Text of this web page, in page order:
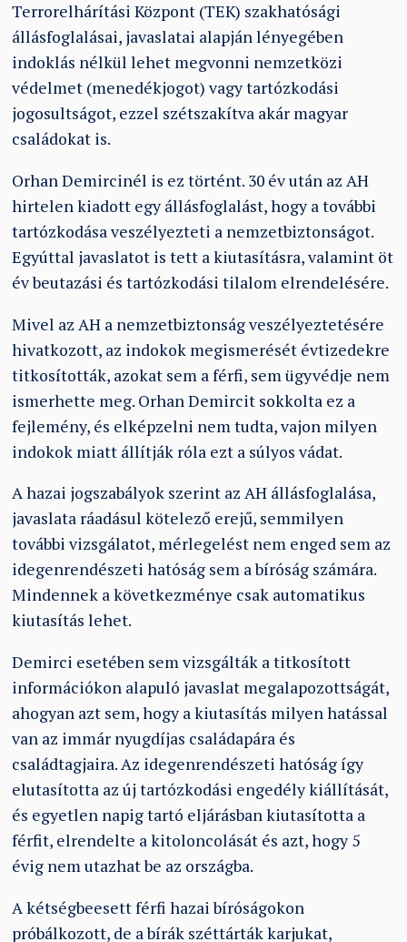
Terrorelhárítási Központ (TEK) szakhatósági
állásfoglalásai, javaslatai alapján lényegében
indoklás nélkül lehet megvonni nemzetközi
védelmet (menedékjogot) vagy tartózkodási
jogosultságot, ezzel szétszakítva akár magyar
családokat is.
Orhan Demircinél is ez történt. 30 év után az AH
hirtelen kiadott egy állásfoglalást, hogy a további
tartózkodása veszélyezteti a nemzetbiztonságot.
Egyúttal javaslatot is tett a kiutasításra, valamint öt
év beutazási és tartózkodási tilalom elrendelésére.
Mivel az AH a nemzetbiztonság veszélyeztetésére
hivatkozott, az indokok megismerését évtizedekre
titkosították, azokat sem a férfi, sem ügyvédje nem
ismerhette meg. Orhan Demircit sokkolta ez a
fejlemény, és elképzelni nem tudta, vajon milyen
indokok miatt állítják róla ezt a súlyos vádat.
A hazai jogszabályok szerint az AH állásfoglalása,
javaslata ráadásul kötelező erejű, semmilyen
további vizsgálatot, mérlegelést nem enged sem az
idegenrendészeti hatóság sem a bíróság számára.
Mindennek a következménye csak automatikus
kiutasítás lehet.
Demirci esetében sem vizsgálták a titkosított
információkon alapuló javaslat megalapozottságát,
ahogyan azt sem, hogy a kiutasítás milyen hatással
van az immár nyugdíjas családapára és
családtagjaira. Az idegenrendészeti hatóság így
elutasította az új tartózkodási engedély kiállítását,
és egyetlen napig tartó eljárásban kiutasította a
férfit, elrendelte a kitoloncolását és azt, hogy 5
évig nem utazhat be az országba.
A kétségbeesett férfi hazai bíróságokon
próbálkozott, de a bírák széttárták karjukat,